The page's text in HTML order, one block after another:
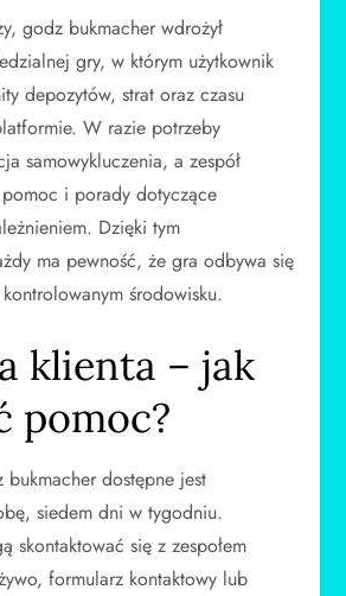
godz bukmacher wdrożył
gry, w którym użytkownik
depozytów, strat oraz czasu
W razie potrzeby
samowykluczenia, a zespół
i porady dotyczące
Dzięki tym
ma pewność, że gra odbywa się
środowisku.
klienta – jak
pomoc?
dostępne jest
siedem dni w tygodniu.
skontaktować się z zespołem
formularz kontaktowy lub